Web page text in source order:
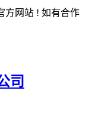
方网站 ! 如有合作
司